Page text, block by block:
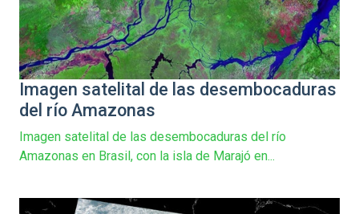
Imagen satelital de las desembocaduras
del río Amazonas
Imagen satelital de las desembocaduras del río
Amazonas en Brasil, con la isla de Marajó en...